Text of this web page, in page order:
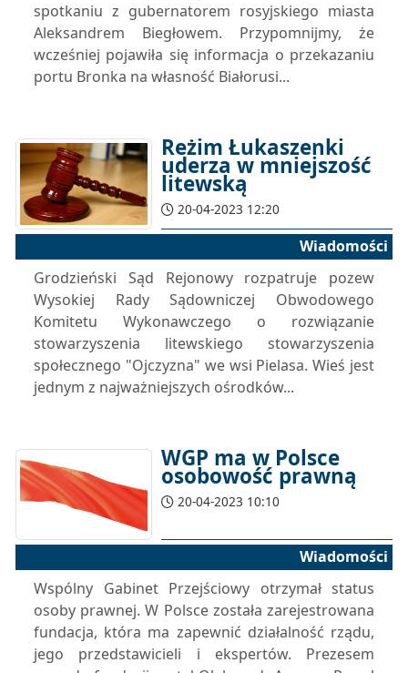
spotkaniu z gubernatorem rosyjskiego miasta
Aleksandrem Biegłowem. Przypomnijmy, że
wcześniej pojawiła się informacja o przekazaniu
portu Bronka na własność Białorusi...
Reżim Łukaszenki
uderza w mniejszość
litewską
20-04-2023 12:20
Wiadomości
Grodzieński Sąd Rejonowy rozpatruje pozew
Wysokiej Rady Sądowniczej Obwodowego
Komitetu Wykonawczego o rozwiązanie
stowarzyszenia litewskiego stowarzyszenia
społecznego "Ojczyzna" we wsi Pielasa. Wieś jest
jednym z najważniejszych ośrodków...
WGP ma w Polsce
osobowość prawną
20-04-2023 10:10
Wiadomości
Wspólny Gabinet Przejściowy otrzymał status
osoby prawnej. W Polsce została zarejestrowana
fundacja, która ma zapewnić działalność rządu,
jego przedstawicieli i ekspertów. Prezesem